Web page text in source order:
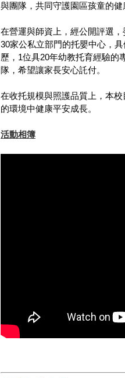
與團隊，共同守護園區孩童的健
在營運與師資上，經公開評選
30家公私立部門的托嬰中心，
歷，1位具20年幼教托育經驗的
隊，希望讓家長安心託付。
在收托規模與照護品質上，本
的環境中健康平安成長。
活動相簿